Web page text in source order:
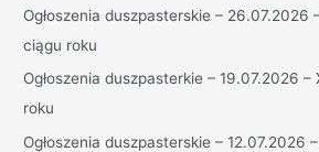
h
:
Ogłoszenia duszpasterskie – 26.07.2026
ciągu roku
Ogłoszenia duszpasterkie – 19.07.2026
roku
Ogłoszenia duszpasterskie – 12.07.2026